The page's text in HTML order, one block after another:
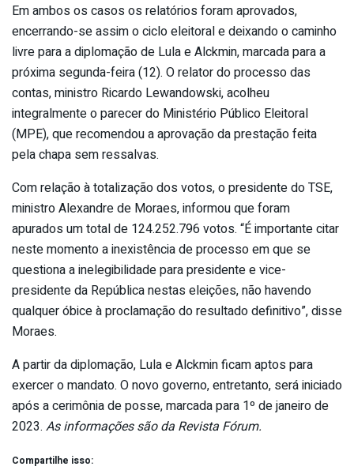
Em ambos os casos os relatórios foram aprovados,
encerrando-se assim o ciclo eleitoral e deixando o caminho
livre para a diplomação de Lula e Alckmin, marcada para a
próxima segunda-feira (12). O relator do processo das
contas, ministro Ricardo Lewandowski, acolheu
integralmente o parecer do Ministério Público Eleitoral
(MPE), que recomendou a aprovação da prestação feita
pela chapa sem ressalvas.
Com relação à totalização dos votos, o presidente do TSE,
ministro Alexandre de Moraes, informou que foram
apurados um total de 124.252.796 votos. “É importante citar
neste momento a inexistência de processo em que se
questiona a inelegibilidade para presidente e vice-
presidente da República nestas eleições, não havendo
qualquer óbice à proclamação do resultado definitivo”, disse
Moraes.
A partir da diplomação, Lula e Alckmin ficam aptos para
exercer o mandato. O novo governo, entretanto, será iniciado
após a cerimônia de posse, marcada para 1º de janeiro de
2023. As informações são da Revista Fórum.
Compartilhe isso: